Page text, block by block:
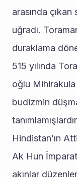
arasında çıkan
uğradı.
duraklama
515 yılında
oğlu Mihirakula
budizmin
Hindistan’ın
Ak Hun
akınlar